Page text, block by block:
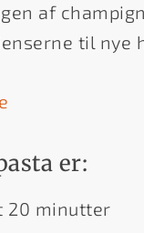
af
til nye
er:
20 minutter